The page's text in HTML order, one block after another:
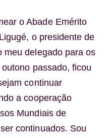
o Abade Emérito
o presidente de
meu delegado para os
passado, ficou
continuar
a cooperação
Mundiais de
continuados. Sou